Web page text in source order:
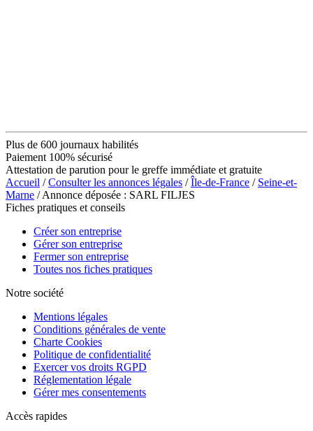
Plus de 600 journaux habilités
Paiement 100% sécurisé
Attestation de parution pour le greffe immédiate et gratuite
Accueil /Consulter les annonces légales /Île-de-France / Seine-et-
Marne / Annonce déposée : SARL FILJES
Fiches pratiques et conseils
Créer son entreprise
Gérer son entreprise
Fermer son entreprise
Toutes nos fiches pratiques
Notre société
Mentions légales
Conditions générales de vente
Charte Cookies
Politique de confidentialité
Exercer vos droits RGPD
Réglementation légale
Gérer mes consentements
Accès rapides